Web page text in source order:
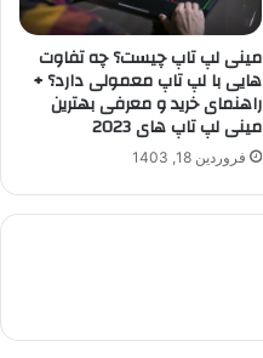
مینی لپ تاپ چیست؟ چه تفاوت
هایی با لپ تاپ معمولی دارد؟ +
راهنمای خرید و معرفی بهترین
مینی لپ تاپ های 2023
فروردین 18, 1403